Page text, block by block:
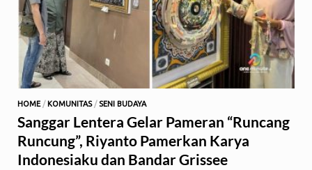
HOME / KOMUNITAS/ SENI BUDAYA
Sanggar Lentera Gelar Pameran “Runcang
Runcung”, Riyanto Pamerkan Karya
Indonesiaku dan Bandar Grissee